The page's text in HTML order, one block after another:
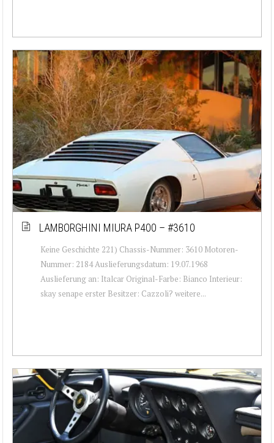
LAMBORGHINI MIURA P400 – #3610
Keine Geschichte 221) Chassis-Nummer: 3610 Motoren-
Nummer: 2184 Auslieferungsdatum: 19.07.1968
Auslieferung an: Italcar Original-Farbe: Bianco Interieur:
skay senape erster Besitzer: Cazzoli? weitere...